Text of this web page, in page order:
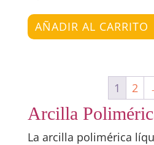
AÑADIR AL CARRITO
1 2
Arcilla
La arcilla polimérica